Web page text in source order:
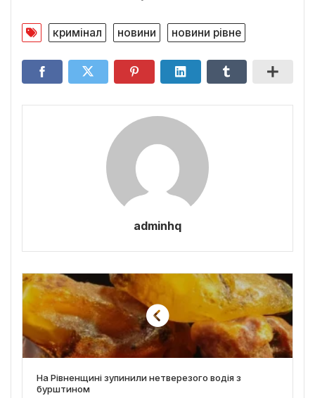
кримінал новини новини рівне
adminhq
На Рівненщині зупинили нетверезого водія з
бурштином